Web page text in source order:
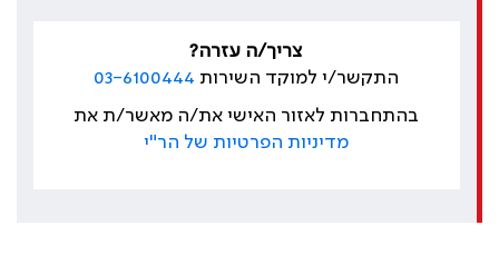
צריך/ה עזרה?
התקשר/י למוקד השירות 03-6100444
בהתחברות לאזור האישי את/ה מאשר/ת את
מדיניות הפרטיות של הר"י